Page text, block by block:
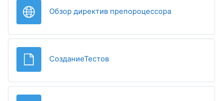
Обзор директив препороцессораГиперссылка
СозданиеТестовФайл